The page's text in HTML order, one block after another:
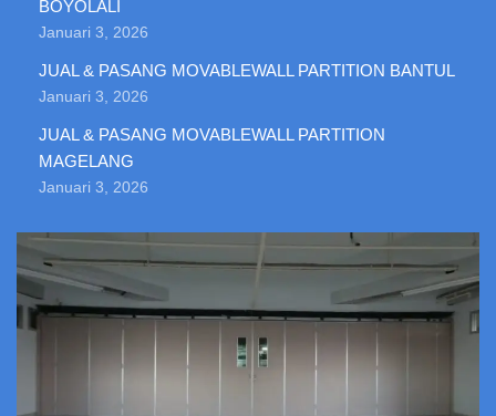
BOYOLALI
Januari 3, 2026
JUAL & PASANG MOVABLEWALL PARTITION BANTUL
Januari 3, 2026
JUAL & PASANG MOVABLEWALL PARTITION
MAGELANG
Januari 3, 2026